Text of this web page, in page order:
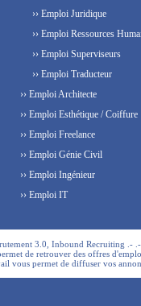
›› Emploi Juridique
›› Emploi Ressources
›› Emploi Superviseurs
›› Emploi Traducteur
›› Emploi Architecte
›› Emploi Esthétique / Coiffure
›› Emploi Freelance
›› Emploi Génie Civil
›› Emploi Ingénieur
›› Emploi IT
3.0, Inbound Recruiting .-
de retrouver des offres
vous permet de diffuser vos